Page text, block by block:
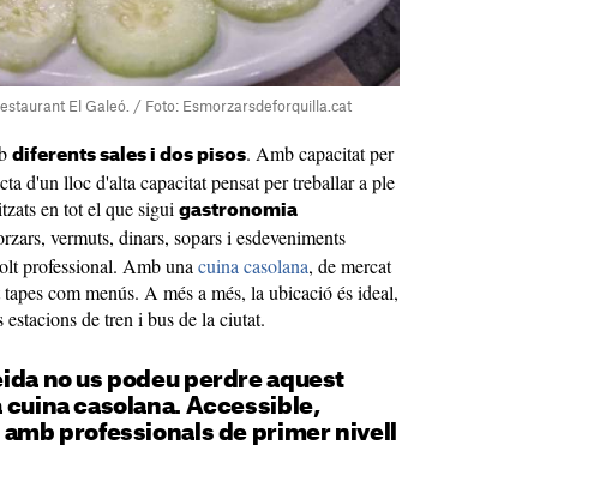
El Galeó. / Foto: Esmorzarsdeforquilla.cat
diferents sales i dos pisos. Amb capacitat per
d'un lloc d'alta capacitat pensat per treballar a ple
en tot el que sigui gastronomia
vermuts, dinars, sopars i esdeveniments
professional. Amb una cuina casolana, de mercat
com menús. A més a més, la ubicació és ideal,
estacions de tren i bus de la ciutat.
no us podeu perdre aquest
cuina casolana. Accessible,
professionals de primer nivell